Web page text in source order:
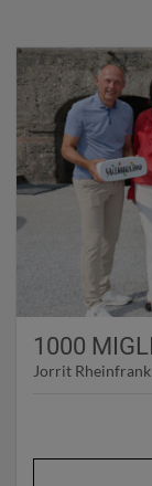
1000
Jorrit Rheinfrank